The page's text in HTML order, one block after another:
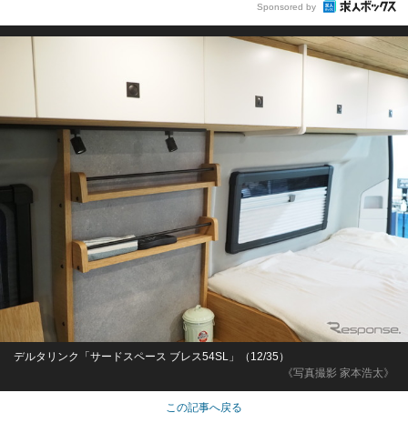
Sponsored by
《写真撮影 家本浩太》
デルタリンク「サードスペース ブレス54SL」（12/35）
この記事へ戻る